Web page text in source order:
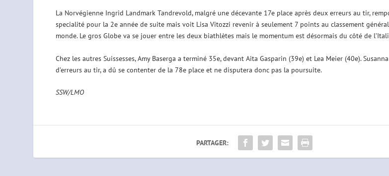
La Norvégienne Ingrid Landmark Tandrevold, malgré une décevante 17e place après deux erreurs au tir,
specialité pour la 2e année de suite mais voit Lisa Vitozzi revenir à seulement 7 points au classement
monde. Le gros Globe va se jouer entre les deux biathlètes mais le momentum est désormais du côté de
Chez les autres Suissesses, Amy Baserga a terminé 35e, devant Aita Gasparin (39e) et Lea Meier (40e).
d’erreurs au tir, a dû se contenter de la 78e place et ne disputera donc pas la poursuite.
SSW/LMO
PARTAGER: